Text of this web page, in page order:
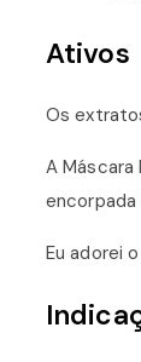
Ativos
Os
A
encorpada
Eu adorei